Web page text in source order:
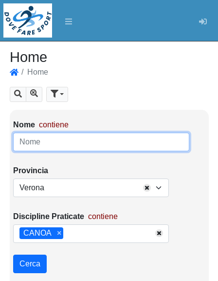
Home
Home
Cerca Mostra tutti i risultati
Parametri di ricerca
Nome contiene
Provincia
Verona
Discipline Praticate contiene
×
CANOA
Cerca